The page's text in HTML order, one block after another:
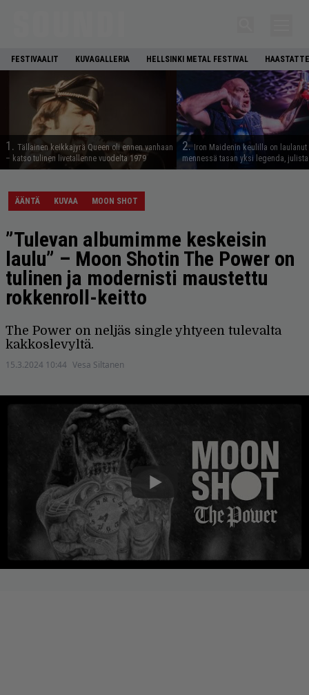
FESTIVAALIT KUVAGALLERIA HELLSINKI METAL FESTIVAL
1. Tällainen keikkajyrä Queen oli ennen vanhaan
– katso tulinen livetallenne vuodelta 1979
2. Iron Maidenin keulilla on laulanut
mennessä tasan yksi legenda,
ÄÄNTÄ KUVAA MOON SHOT
”Tulevan albumimme keskeisin
laulu” – Moon Shotin The Power on
tulinen ja modernisti maustettu
rokkenroll-keitto
The Power on neljäs single yhtyeen tulevalta
kakkoslevyltä.
15.3.2024 10:44 Vesa Siltanen